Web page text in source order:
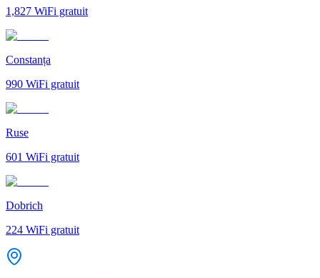
1,827 WiFi gratuit
Constanța
990 WiFi gratuit
Ruse
601 WiFi gratuit
Dobrich
224 WiFi gratuit